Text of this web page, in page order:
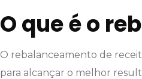
O que é o
O rebalanceamento de
para alcançar o melhor